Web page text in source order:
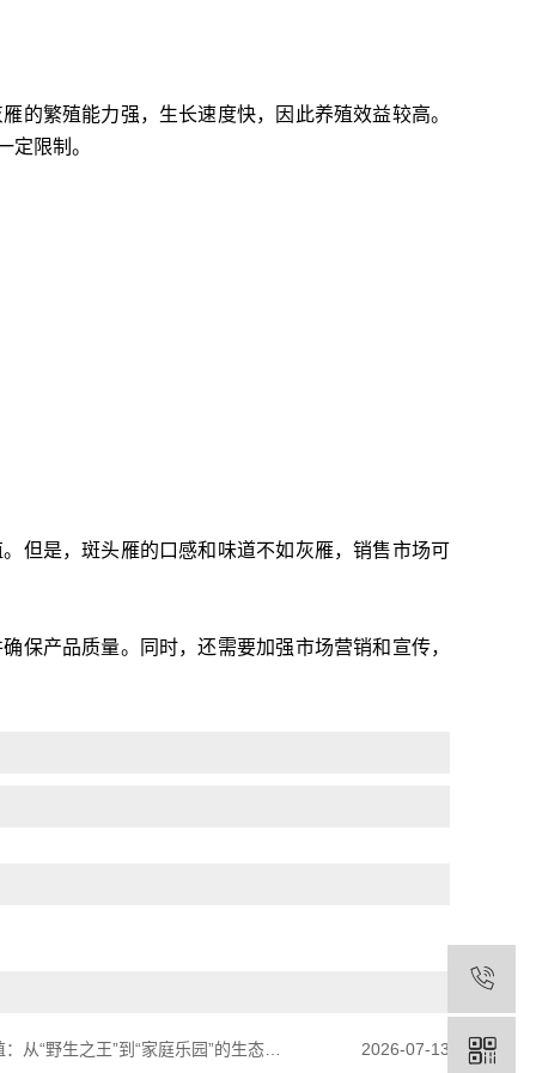
的繁殖能力强，生长速度快，因此养殖效益较高。
定限制。
但是，斑头雁的口感和味道不如灰雁，销售市场可
保产品质量。同时，还需要加强市场营销和宣传，
从“野生之王”到“家庭乐园”的生态奇迹 2026-07-13